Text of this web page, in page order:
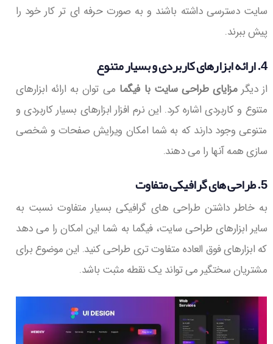
سایت دسترسی داشته باشند و به صورت حرفه ای تر کار خود را
پیش ببرند.
4. ارائه ابزارهای کاربردی و بسیار متنوع
از دیگرمزایای طراحی سایت با فیگما می توان به ارائه ابزارهای
متنوع و کاربردی اشاره کرد. این نرم افزار ابزارهای بسیار کاربردی و
متنوعی وجود دارند که به شما امکان ویرایش صفحات و شخصی
سازی همه آنها را می دهند.
5. طراحی های گرافیکی متفاوت
به خاطر داشتن طراحی های گرافیکی بسیار متفاوت نسبت به
سایر ابزارهای طراحی سایت، فیگما به شما این امکان را می دهد
که ابزارهای فوق العاده متفاوت تری طراحی کنید. این موضوع برای
مشتریان سختگیر می تواند یک نقطه مثبت باشد.